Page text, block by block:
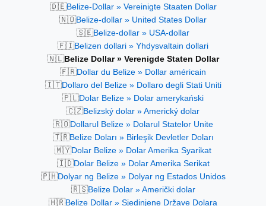
🇩🇪Belize-Dollar » Vereinigte Staaten Dollar
🇳🇴Belize-dollar » United States Dollar
🇸🇪Belize-dollar » USA-dollar
🇫🇮Belizen dollari » Yhdysvaltain dollari
🇳🇱Belize Dollar » Verenigde Staten Dollar
🇫🇷Dollar du Belize » Dollar américain
🇮🇹Dollaro del Belize » Dollaro degli Stati Uniti
🇵🇱Dolar Belize » Dolar amerykański
🇨🇿Belizský dolar » Americký dolar
🇷🇴Dollarul Belize » Dolarul Statelor Unite
🇹🇷Belize Doları » Birleşik Devletler Doları
🇲🇾Dolar Belize » Dolar Amerika Syarikat
🇮🇩Dolar Belize » Dolar Amerika Serikat
🇵🇭Dolyar ng Belize » Dolyar ng Estados Unidos
🇷🇸Belize Dolar » Američki dolar
🇭🇷Belize Dollar » Sjedinjene Države Dolara